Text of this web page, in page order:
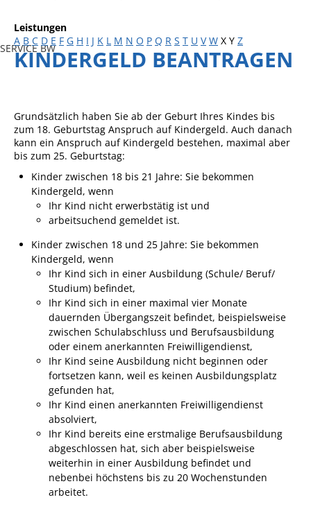
Social Media
Parkraumkonzept
Einrichtungen
Kindertageseinrichtungen
Grundschule
Mensa
Sportstätten
Veranstaltungsgebäude
Freiwillige Feuerwehr
Bauhof
Häckselplatz
Friedhof
Kläranlage
Kommunale
SERVICE BW
Leistungen
A B C D E F G H I J K L M N O P Q R S T U V W X Y Z
KINDERGELD BEANTRAGEN
Grundsätzlich haben Sie ab der Geburt Ihres Kindes bis
zum 18. Geburtstag Anspruch auf Kindergeld. Auch danach
kann ein Anspruch auf Kindergeld bestehen, maximal aber
bis zum 25. Geburtstag:
Kinder zwischen 18 bis 21 Jahre: Sie bekommen
Kindergeld, wenn
Ihr Kind nicht erwerbstätig ist und
arbeitsuchend gemeldet ist.
Kinder zwischen 18 und 25 Jahre: Sie bekommen
Kindergeld, wenn
Ihr Kind sich in einer Ausbildung (Schule/ Beruf/
Studium) befindet,
Ihr Kind sich in einer maximal vier Monate
dauernden Übergangszeit befindet, beispielsweise
zwischen Schulabschluss und Berufsausbildung
oder einem anerkannten Freiwilligendienst,
Ihr Kind seine Ausbildung nicht beginnen oder
fortsetzen kann, weil es keinen Ausbildungsplatz
gefunden hat,
Ihr Kind einen anerkannten Freiwilligendienst
absolviert,
Ihr Kind bereits eine erstmalige Berufsausbildung
abgeschlossen hat, sich aber beispielsweise
weiterhin in einer Ausbildung befindet und
nebenbei höchstens bis zu 20 Wochenstunden
arbeitet.